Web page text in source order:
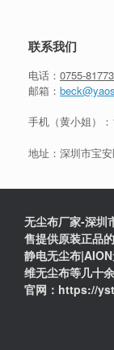
联系我们
电话： 0755-
邮箱：
手机（黄小姐）：
地址：深圳市宝
无尘布厂家-深圳
售提供原装正品
静电无尘布
维无尘布等几十
官网：https://